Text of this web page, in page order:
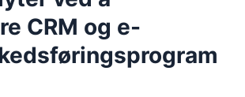
CRM og e-